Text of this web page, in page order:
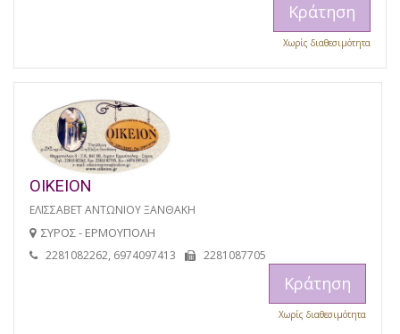
Κράτηση
Χωρίς διαθεσιμότητα
ΟΙΚΕΙΟΝ
ΕΛΙΣΣΑΒΕΤ ΑΝΤΩΝΙΟΥ ΞΑΝΘΑΚΗ
ΣΥΡΟΣ - ΕΡΜΟΥΠΟΛΗ
2281082262, 6974097413 2281087705
Κράτηση
Χωρίς διαθεσιμότητα